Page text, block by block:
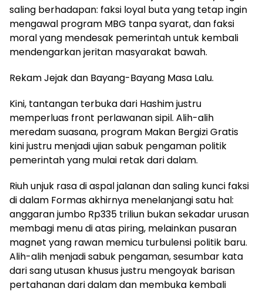
saling berhadapan: faksi loyal buta yang tetap ingin
mengawal program MBG tanpa syarat, dan faksi
moral yang mendesak pemerintah untuk kembali
mendengarkan jeritan masyarakat bawah.
Rekam Jejak dan Bayang-Bayang Masa Lalu.
Kini, tantangan terbuka dari Hashim justru
memperluas front perlawanan sipil. Alih-alih
meredam suasana, program Makan Bergizi Gratis
kini justru menjadi ujian sabuk pengaman politik
pemerintah yang mulai retak dari dalam.
Riuh unjuk rasa di aspal jalanan dan saling kunci faksi
di dalam Formas akhirnya menelanjangi satu hal:
anggaran jumbo Rp335 triliun bukan sekadar urusan
membagi menu di atas piring, melainkan pusaran
magnet yang rawan memicu turbulensi politik baru.
Alih-alih menjadi sabuk pengaman, sesumbar kata
dari sang utusan khusus justru mengoyak barisan
pertahanan dari dalam dan membuka kembali